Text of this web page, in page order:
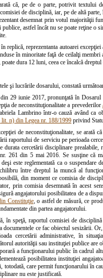
că, pe de o parte, potrivit textului
de disciplină, iar, pe de altă
desemnat prin votul majorităţii
astfel încât nu se poate reţine o
replică, reprezentanta autoarei
în minoritate faţă de ceilalţi
dura 12 luni, ceea ce încalcă
şi lucrările dosarului, constată
29 iunie 2017, pronunţată în
de neconstituţionalitate a prevederilor
Lambrino într-o cauză având ca
n) din Legea nr. 188/1999 privind
de neconstituţionalitate, se arată
raportului de serviciu pe perioada
durata cercetării disciplinare
261 din 5 mai 2016. Se susţine că
deşi este reglementată ca o
între dreptul la muncă al
din moment ce comisia de
prin comisia desemnată în acest
angajatorului posibilitatea de a
Constituţie, o astfel de măsură, ce
din partea angajatorului.
în speţă, raportul comisiei de
documentele ce fac obiectul sesizării.
cercetării administrative, în
autorităţii sau instituţiei publice are
a funcţionarului public în cadrul
posibilitatea instituţiei
totodată, care permit funcţionarului în
nu este justificată.